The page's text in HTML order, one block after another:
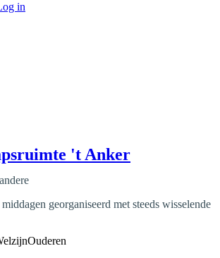
in
't Anker
georganiseerd met steeds wisselende
Ouderen